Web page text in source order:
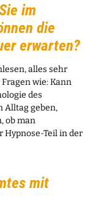
im
die
erwarten?
alles sehr
wie: Kann
des
Alltag geben,
ob man
Teil in der
mit